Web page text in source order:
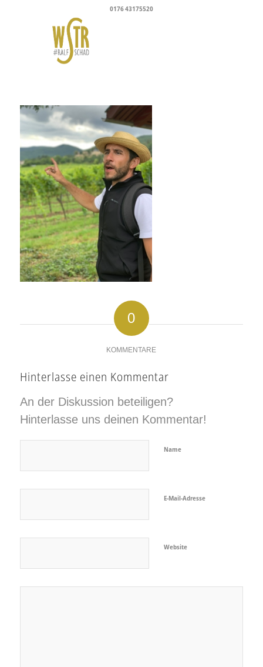
0176 43175520
0
KOMMENTARE
Hinterlasse einen Kommentar
An der Diskussion beteiligen?
Hinterlasse uns deinen Kommentar!
Name
E-Mail-Adresse
Website